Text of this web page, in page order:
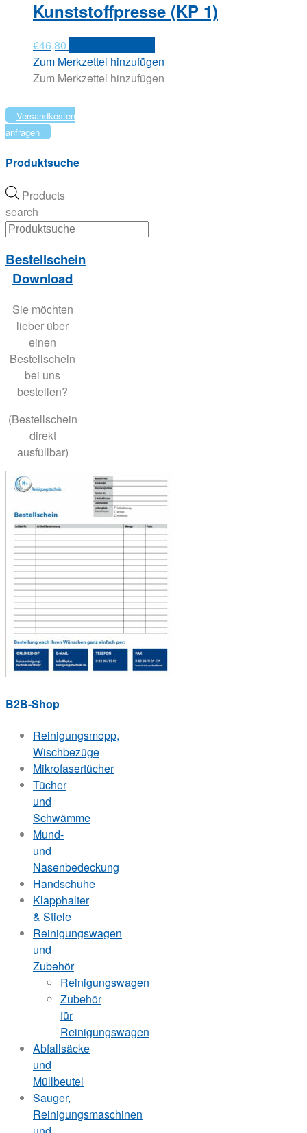
Kunststoffpresse (KP 1)
€46,80
Zum Merkzettel hinzufügen
Zum Merkzettel hinzufügen
Versandkosten
anfragen
Produktsuche
Products
search
Bestellschein
Download
Sie möchten
lieber über
einen
Bestellschein
bei uns
bestellen?
(Bestellschein
direkt
ausfüllbar)
B2B-Shop
Reinigungsmopp,
Wischbezüge
Mikrofasertücher
Tücher
und
Schwämme
Mund-
und
Nasenbedeckung
Handschuhe
Klapphalter
& Stiele
Reinigungswagen
und
Zubehör
Reinigungswagen
Zubehör
für
Reinigungswagen
Abfallsäcke
und
Müllbeutel
Sauger,
Reinigungsmaschinen